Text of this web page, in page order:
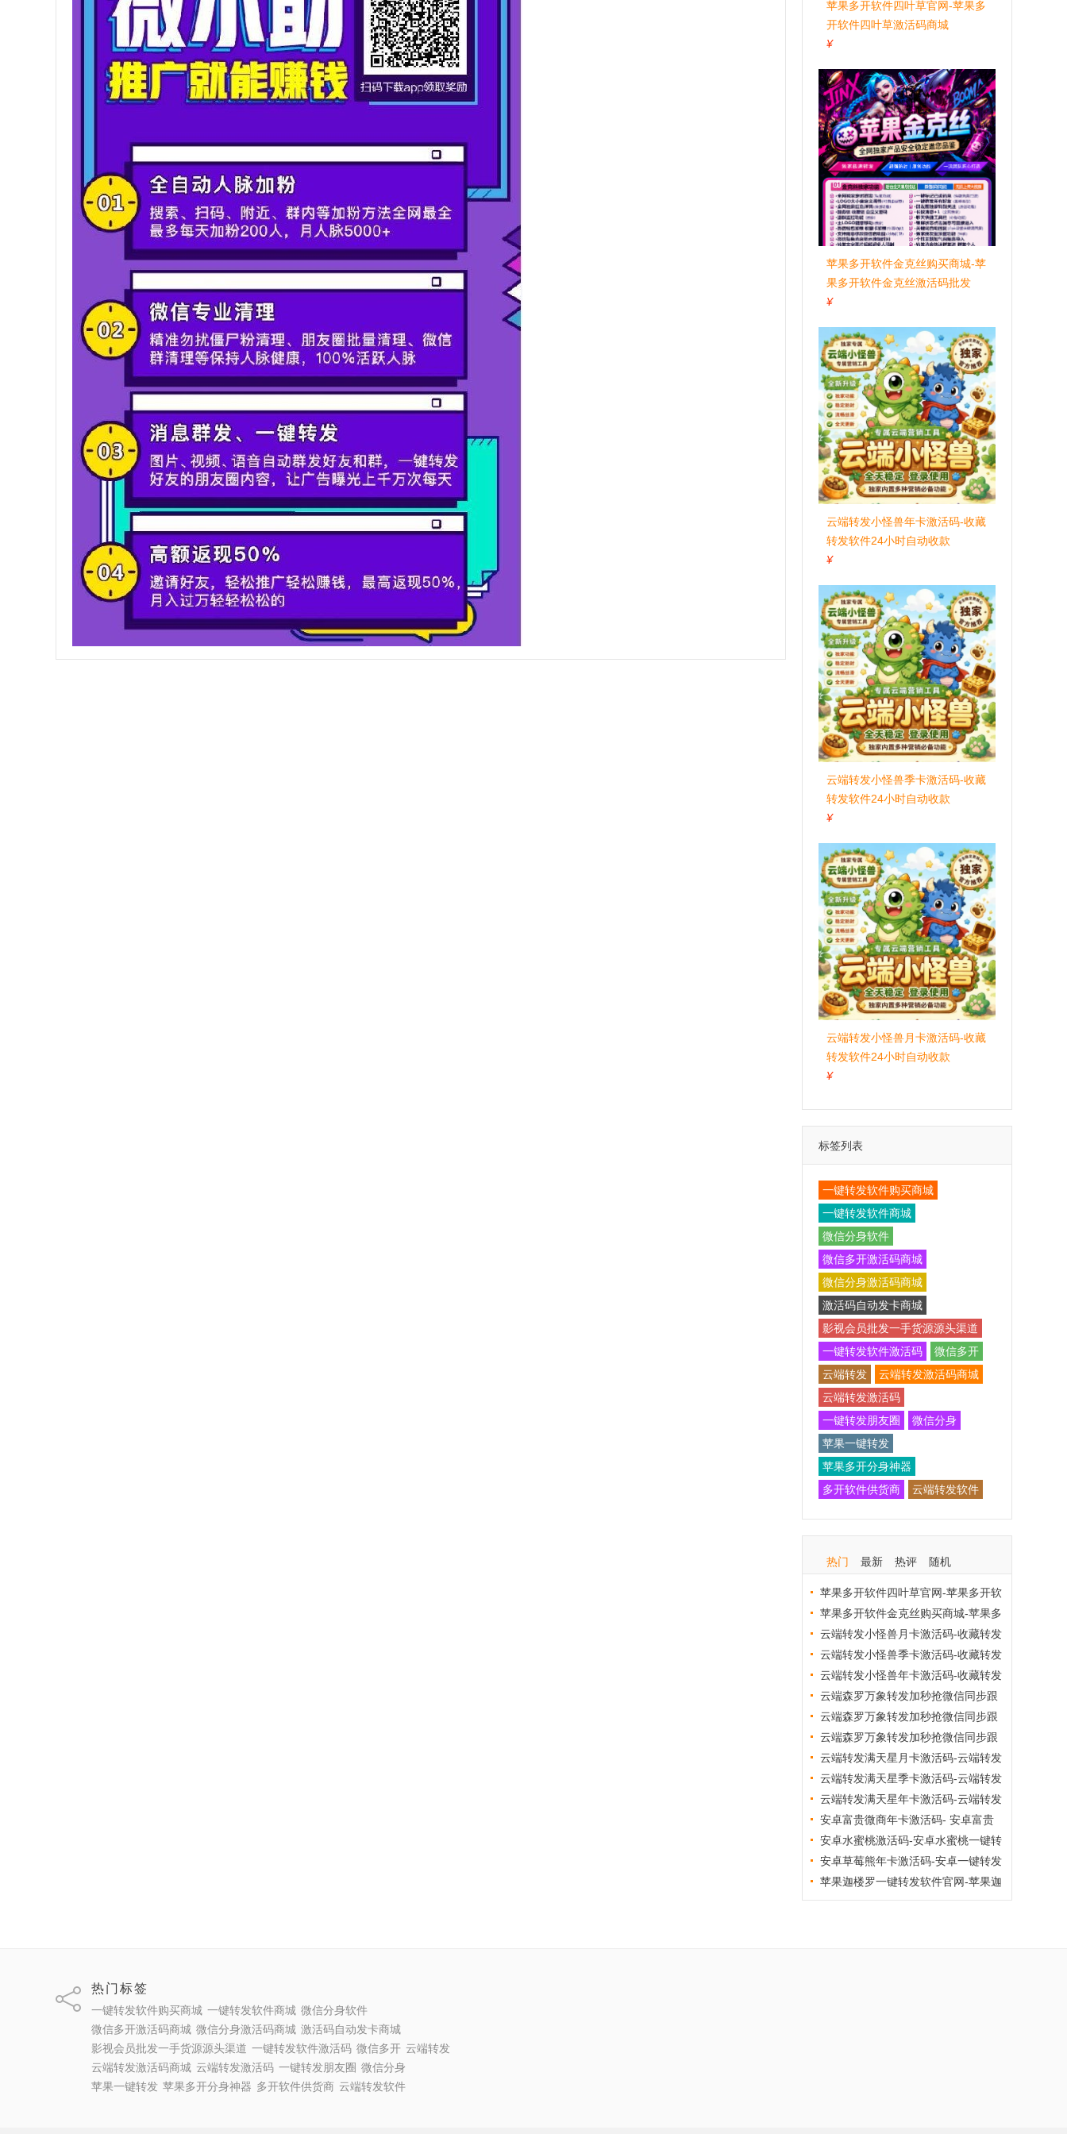
苹果多开软件四叶草官网-苹果多
开软件四叶草激活码商城
¥
苹果多开软件金克丝购买商城-苹
果多开软件金克丝激活码批发
¥
云端转发小怪兽年卡激活码-收藏
转发软件24小时自动收款
¥
云端转发小怪兽季卡激活码-收藏
转发软件24小时自动收款
¥
云端转发小怪兽月卡激活码-收藏
转发软件24小时自动收款
¥
标签列表
一键转发软件购买商城
一键转发软件商城
微信分身软件
微信多开激活码商城
微信分身激活码商城
激活码自动发卡商城
影视会员批发一手货源源头渠道
一键转发软件激活码
微信多开
云端转发
云端转发激活码商城
云端转发激活码
一键转发朋友圈
微信分身
苹果一键转发
苹果多开分身神器
多开软件供货商
云端转发软件
热门 最新 热评 随机
苹果多开软件四叶草官网-苹果多开软
件四叶草激活码商城
苹果多开软件金克丝购买商城-苹果多
开软件金克丝激活码批发
云端转发小怪兽月卡激活码-收藏转发
软件24小时自动收款
云端转发小怪兽季卡激活码-收藏转发
软件24小时自动收款
云端转发小怪兽年卡激活码-收藏转发
软件24小时自动收款
云端森罗万象转发加秒抢微信同步跟
随转发软件月卡_官方微信一键转发
云端森罗万象转发加秒抢微信同步跟
随转发软件季卡_官方微信一键转发
云端森罗万象转发加秒抢微信同步跟
随转发软件年卡_官方微信一键转发
云端转发满天星月卡激活码-云端转发
满天星官网
云端转发满天星季卡激活码-云端转发
满天星官网
云端转发满天星年卡激活码-云端转发
满天星官网
安卓富贵微商年卡激活码- 安卓富贵
微商一键转发软件激活码
安卓水蜜桃激活码-安卓水蜜桃一键转
发软件激活码商城
安卓草莓熊年卡激活码-安卓一键转发
软件商城
苹果迦楼罗一键转发软件官网-苹果迦
楼罗一键转发软件激活码
热门标签
一键转发软件购买商城 一键转发软件商城 微信分身软件
微信多开激活码商城 微信分身激活码商城 激活码自动发卡商城
影视会员批发一手货源源头渠道 一键转发软件激活码 微信多开 云端转发
云端转发激活码商城 云端转发激活码 一键转发朋友圈 微信分身
苹果一键转发 苹果多开分身神器 多开软件供货商 云端转发软件